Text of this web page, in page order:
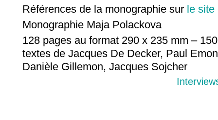
Références de la monographie sur le site
Monographie Maja Polackova
128 pages au format 290 x 235 mm –
textes de Jacques De Decker, Paul
Danièle Gillemon, Jacques Sojcher